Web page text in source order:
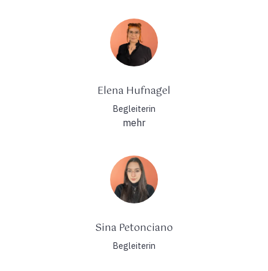
Elena Hufnagel
Begleiterin
mehr
Sina Petonciano
Begleiterin